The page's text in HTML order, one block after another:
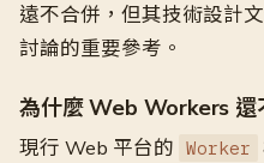
遠不合併，但其技術設計
討論的重要參考。
為什麼 Web Workers 還
現行 Web 平台的 Worker